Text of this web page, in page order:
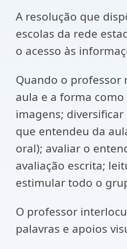
A resolução que
escolas da rede
o acesso às
Quando o professor
aula e a forma
imagens;
que entendeu da
oral); avaliar o
avaliação escrita;
estimular todo o
O professor
palavras e apoios